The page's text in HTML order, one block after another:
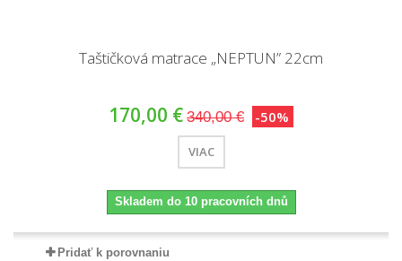
Taštičková matrace „NEPTUN” 22cm
170,00 € 340,00 € -50%
VIAC
Skladem do 10 pracovních dnů
Pridať k porovnaniu